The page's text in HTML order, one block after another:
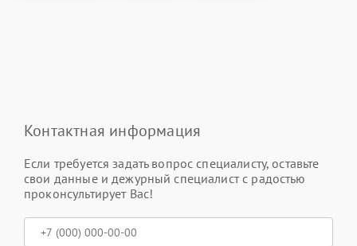
Контактная информация
Если требуется задать вопрос специалисту, оставьте
свои данные и дежурный специалист с радостью
проконсультирует Вас!